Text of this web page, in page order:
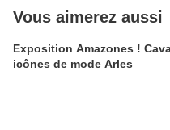
Vous aimerez aussi
Exposition Amazones !
icônes de mode Arles